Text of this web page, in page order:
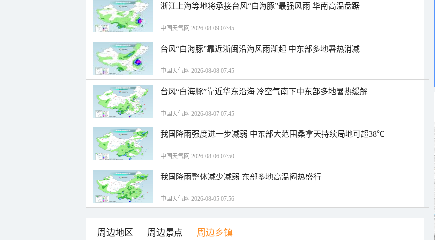
浙江上海等地将承接台风“白海豚”最强风雨 华南高温盘踞
中国天气网 2026-08-09 07:45
台风“白海豚”靠近浙闽沿海风雨渐起 中东部多地暑热消减
中国天气网 2026-08-08 07:45
台风“白海豚”靠近华东沿海 冷空气南下中东部多地暑热缓解
中国天气网 2026-08-07 07:45
我国降雨强度进一步减弱 中东部大范围桑拿天持续局地可超38℃
中国天气网 2026-08-06 07:50
我国降雨整体减少减弱 东部多地高温闷热盛行
中国天气网 2026-08-05 07:56
周边地区 周边景点 周边乡镇